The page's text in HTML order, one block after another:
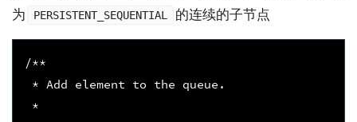
为
PERSISTENT_SEQUENTIAL 的连续的子节点
/**
* Add element to the queue.
*